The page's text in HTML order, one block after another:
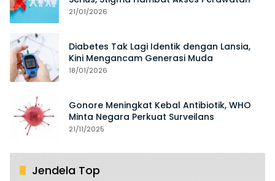
21/01/2026
Diabetes Tak Lagi Identik dengan Lansia,
Kini Mengancam Generasi Muda
18/01/2026
Gonore Meningkat Kebal Antibiotik, WHO
Minta Negara Perkuat Surveilans
21/11/2025
Jendela Top